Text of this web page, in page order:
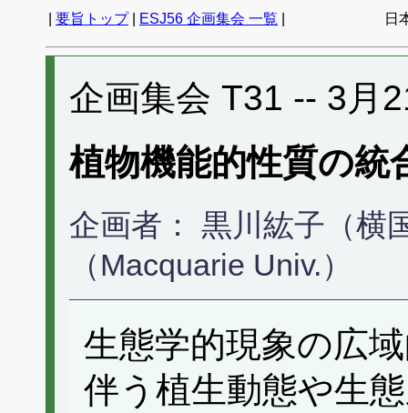
要旨トップ| ESJ56 企画集会 一覧 日
企画集会 T31 -- 3月
植物機能的性質の統
企画者： 黒川紘子（横
（Macquarie Univ.）
生態学的現象の広
伴う植生動態や生